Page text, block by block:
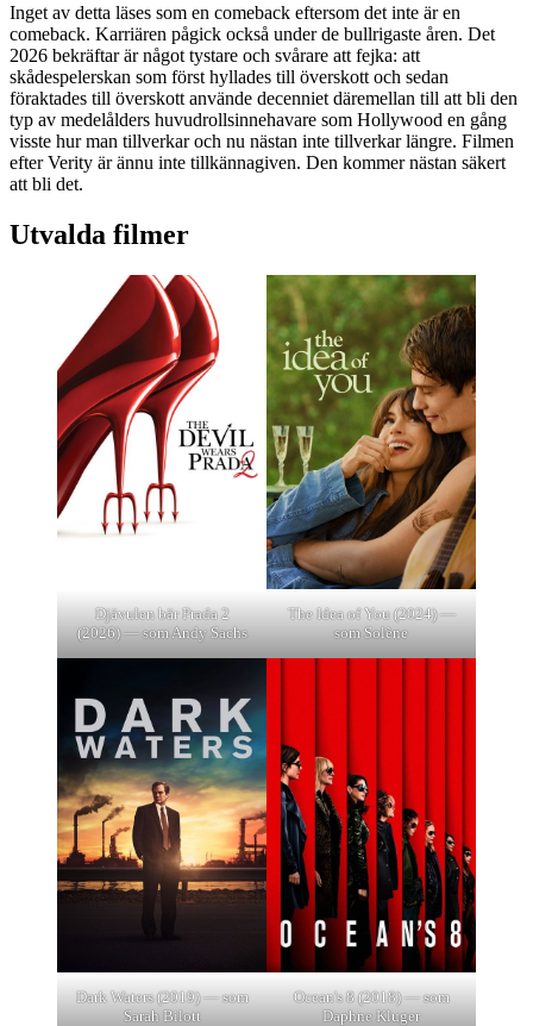
Inget av detta läses som en comeback eftersom det inte är en
comeback. Karriären pågick också under de bullrigaste åren. Det
2026 bekräftar är något tystare och svårare att fejka: att
skådespelerskan som först hyllades till överskott och sedan
föraktades till överskott använde decenniet däremellan till att bli den
typ av medelålders huvudrollsinnehavare som Hollywood en gång
visste hur man tillverkar och nu nästan inte tillverkar längre. Filmen
efter Verity är ännu inte tillkännagiven. Den kommer nästan säkert
att bli det.
Utvalda filmer
Djävulen bär Prada 2
(2026) — som Andy Sachs
The Idea of You (2024) —
som Solène
Dark Waters (2019) — som
Sarah Bilott
Ocean's 8 (2018) — som
Daphne Kluger